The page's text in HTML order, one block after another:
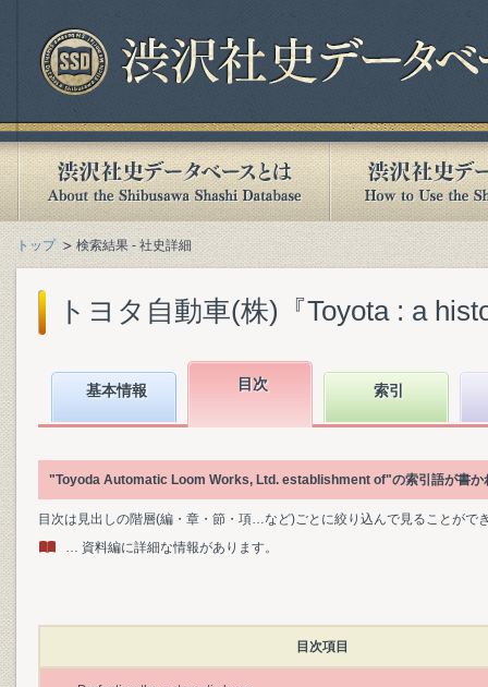
トップ 検索結果 - 社史詳細
トヨタ自動車(株)『Toyota : a
基本情報 目次 索引
"Toyoda Automatic Loom Works, Ltd. establishment of"の索引語が書か
目次は見出しの階層(編・章・節・項…など)ごとに絞り込んで見ることがで
… 資料編に詳細な情報があります。
目次項目